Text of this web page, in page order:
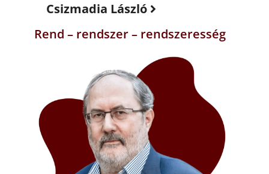
Csizmadia László
Rend – rendszer – rendszeresség